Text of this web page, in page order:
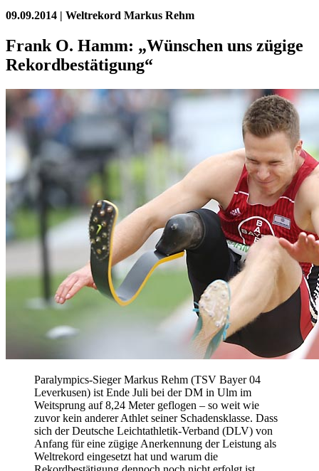
09.09.2014 | Weltrekord Markus Rehm
Frank O. Hamm: „Wünschen uns zügige
Rekordbestätigung“
Paralympics-Sieger Markus Rehm (TSV Bayer 04
Leverkusen) ist Ende Juli bei der DM in Ulm im
Weitsprung auf 8,24 Meter geflogen – so weit wie
zuvor kein anderer Athlet seiner Schadensklasse. Dass
sich der Deutsche Leichtathletik-Verband (DLV) von
Anfang für eine zügige Anerkennung der Leistung als
Weltrekord eingesetzt hat und warum die